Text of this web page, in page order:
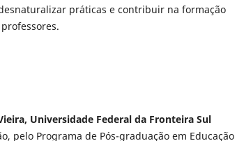
práticas e contribuir na formação
Universidade Federal da Fronteira Sul
pelo Programa de Pós-graduação em Educação